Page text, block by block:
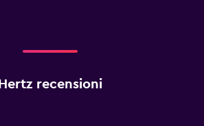
Hertz recensioni